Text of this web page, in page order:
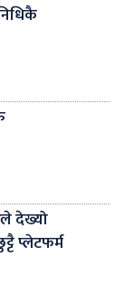
देख्यो
प्लेटफर्म